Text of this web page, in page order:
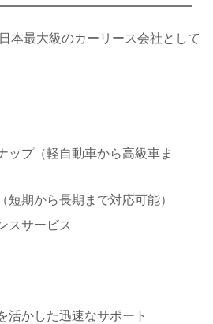
本最大級のカーリース会社として
ップ（軽自動車から高級車ま
短期から長期まで対応可能）
スサービス
活かした迅速なサポート